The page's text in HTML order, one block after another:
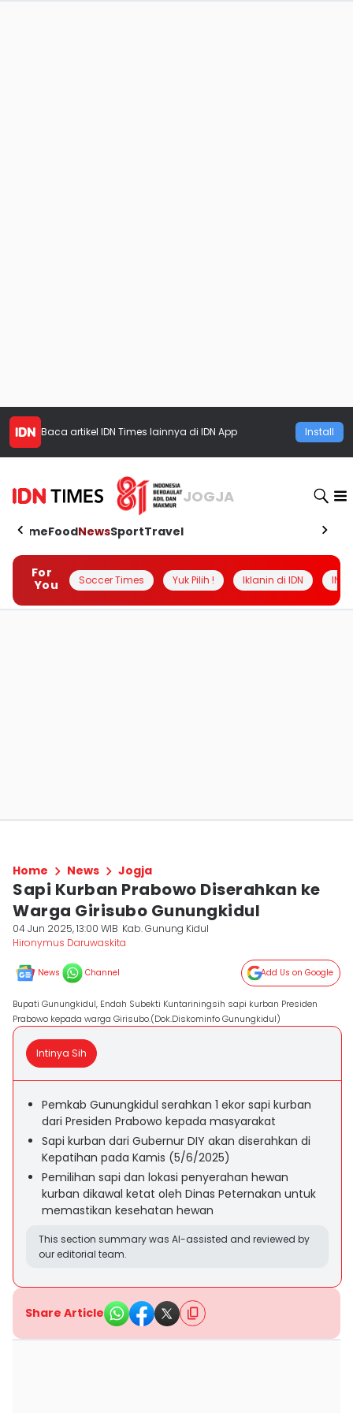
Baca artikel IDN Times lainnya di IDN App Install
JOGJA
HomeFoodNewsSportTravel
For
You
Soccer Times Yuk Pilih ! Iklanin di IDN
Home News Jogja
Sapi Kurban Prabowo Diserahkan ke
Warga Girisubo Gunungkidul
04 Jun 2025, 13:00 WIB Kab. Gunung Kidul
Hironymus Daruwaskita
News Channel Add Us on Google
Bupati Gunungkidul, Endah Subekti Kuntariningsih sapi kurban Presiden
Prabowo kepada warga Girisubo.(Dok.Diskominfo Gunungkidul)
Intinya Sih
Pemkab Gunungkidul serahkan 1 ekor sapi kurban
dari Presiden Prabowo kepada masyarakat
Sapi kurban dari Gubernur DIY akan diserahkan di
Kepatihan pada Kamis (5/6/2025)
Pemilihan sapi dan lokasi penyerahan hewan
kurban dikawal ketat oleh Dinas Peternakan untuk
memastikan kesehatan hewan
This section summary was AI-assisted and reviewed by
our editorial team.
Share Article